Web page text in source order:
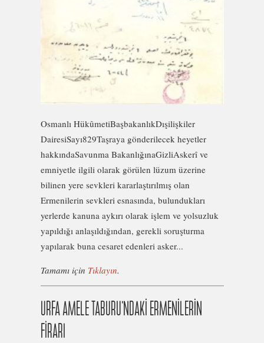
Osmanlı HükûmetiBaşbakanlıkDışilişkiler
DairesiSayı829Taşraya gönderilecek heyetler
hakkındaSavunma BakanlığınaGizliAskerî ve
emniyetle ilgili olarak görülen lüzum üzerine
bilinen yere sevkleri kararlaştırılmış olan
Ermenilerin sevkleri esnasında, bulundukları
yerlerde kanuna aykırı olarak işlem ve yolsuzluk
yapıldığı anlaşıldığından, gerekli soruşturma
yapılarak buna cesaret edenleri asker...
Tamamı için Tıklayın.
URFA AMELE TABURU’NDAKİ ERMENİLERİN
FİRARI